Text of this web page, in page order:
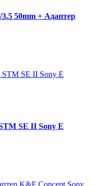
50mm + Адаптер
SE II Sony E